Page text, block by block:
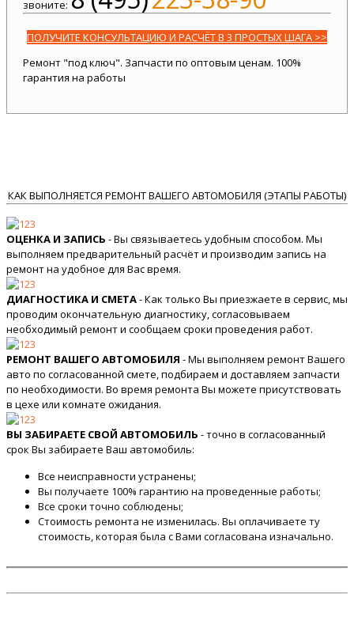
звоните:
ПОЛУЧИТЕ КОНСУЛЬТАЦИЮ И РАСЧЁТ В 3 ПРОСТЫХ ШАГА >>
Ремонт "под ключ". Запчасти по оптовым ценам. 100%
гарантия на работы
КАК ВЫПОЛНЯЕТСЯ РЕМОНТ ВАШЕГО АВТОМОБИЛЯ (ЭТАПЫ РАБОТЫ)
ОЦЕНКА И ЗАПИСЬ - Вы связываетесь удобным способом. Мы
выполняем предварительный расчёт и производим запись на
ремонт на удобное для Вас время.
ДИАГНОСТИКА И СМЕТА- Как только Вы приезжаете в сервис, мы
проводим окончательную диагностику, согласовываем
необходимый ремонт и сообщаем сроки проведения работ.
РЕМОНТ ВАШЕГО АВТОМОБИЛЯ - Мы выполняем ремонт Вашего
авто по согласованной смете, подбираем и доставляем запчасти
по необходимости. Во время ремонта Вы можете присутствовать
в цехе или комнате ожидания.
ВЫ ЗАБИРАЕТЕ СВОЙ АВТОМОБИЛЬ - точно в согласованный
срок Вы забираете Ваш автомобиль:
Все неисправности устранены;
Вы получаете 100% гарантию на проведенные работы;
Все сроки точно соблюдены;
Стоимость ремонта не изменилась. Вы оплачиваете ту
стоимость, которая была с Вами согласована изначально.